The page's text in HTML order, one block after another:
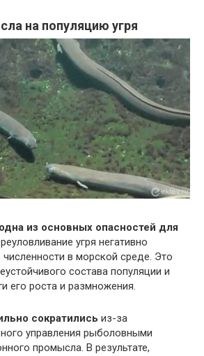
на популяцию угря
из основных опасностей для
угря негативно
численности в морской среде. Это
состава популяции и
его роста и размножения.
сократились из-за
управления рыболовными
промысла. В результате,